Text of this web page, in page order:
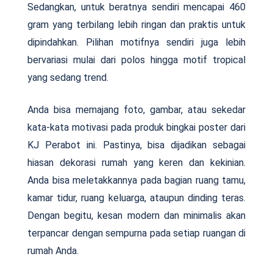
Sedangkan, untuk beratnya sendiri mencapai 460
gram yang terbilang lebih ringan dan praktis untuk
dipindahkan. Pilihan motifnya sendiri juga lebih
bervariasi mulai dari polos hingga motif tropical
yang sedang trend.
Anda bisa memajang foto, gambar, atau sekedar
kata-kata motivasi pada produk bingkai poster dari
KJ Perabot ini. Pastinya, bisa dijadikan sebagai
hiasan dekorasi rumah yang keren dan kekinian.
Anda bisa meletakkannya pada bagian ruang tamu,
kamar tidur, ruang keluarga, ataupun dinding teras.
Dengan begitu, kesan modern dan minimalis akan
terpancar dengan sempurna pada setiap ruangan di
rumah Anda.